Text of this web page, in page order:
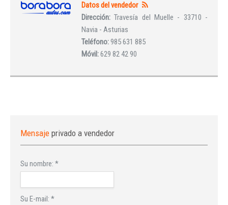
Datos del vendedor
Dirección:Travesía del Muelle - 33710 -
Navia - Asturias
Teléfono:985 631 885
Móvil:629 82 42 90
Mensaje privado a vendedor
Su nombre: *
Su E-mail: *